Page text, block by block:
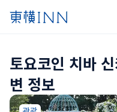
토요코인 치바
변 정보